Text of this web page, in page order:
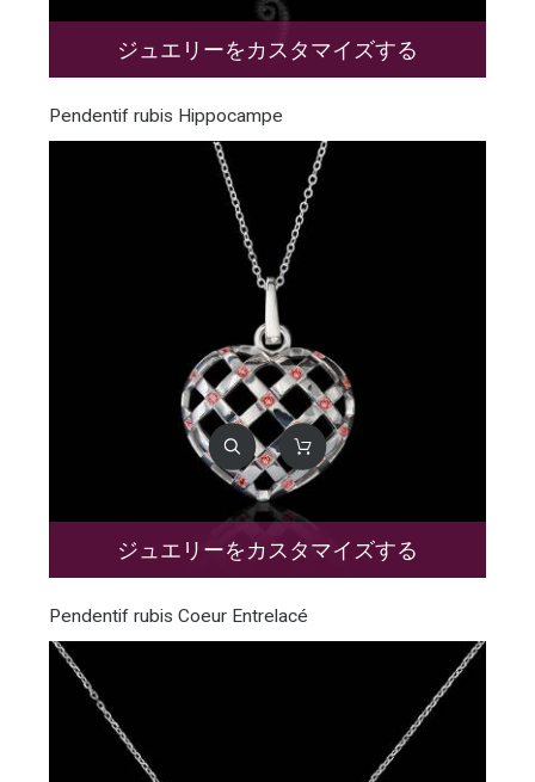
ジュエリーをカスタマイズする
Pendentif rubis Hippocampe
ジュエリーをカスタマイズする
Pendentif rubis Coeur Entrelacé